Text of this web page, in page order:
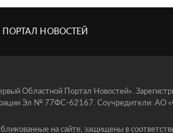
НОВОСТЕЙ
Областной Портал Новостей».
Эл № 77ФС-62167. Соучредители: АО
на сайте, защищены в